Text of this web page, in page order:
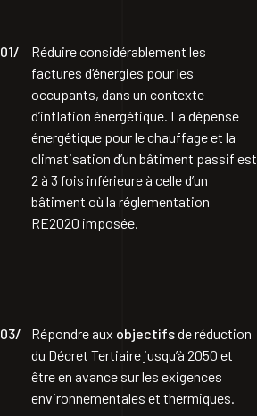
01/
Réduire considérablement les
factures d’énergies pour les
occupants, dans un contexte
d’inflation énergétique. La dépense
énergétique pour le chauffage et la
climatisation d’un bâtiment passif est
2 à 3 fois inférieure à celle d’un
bâtiment où la réglementation
RE2020 imposée.
03/ Répondre aux objectifsde réduction
du Décret Tertiaire jusqu’à 2050 et
être en avance sur les exigences
environnementales et thermiques.